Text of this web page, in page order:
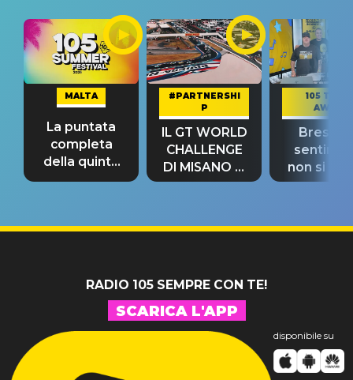
MALTA
La puntata
completa
della quinta
tappa
#PARTNERSHI
P
IL GT WORLD
CHALLENGE
DI MISANO si
riconferma
105 TAKE
AWAY
Bresh:
non si
fino alla
RADIO 105 SEMPRE CON TE!
SCARICA L'APP
disponibile su